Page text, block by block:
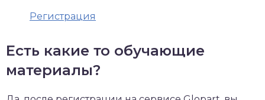
Регистрация
Есть какие то обучающие
материалы?